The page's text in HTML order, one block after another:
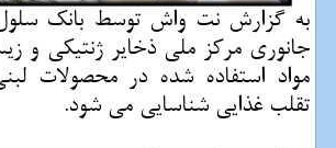
به گزارش نت واش توسط بانك
جانوری مركز ملی ذخایر ژنتیكی و
مواد استفاده شده در محصولات
تقلب غذایی شناسایی می شود.